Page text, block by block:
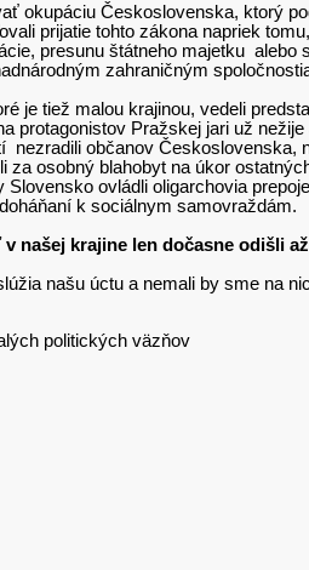
okupáciu Československa, ktorý
prijatie tohto zákona napriek
presunu štátneho majetku
zahraničným
je tiež malou krajinou, vedeli
protagonistov Pražskej jari už
občanov Československa,
osobný blahobyt na úkor
ovládli oligarchovia
k sociálnym samovraždám.
našej krajine len dočasne odišli
našu úctu a nemali by sme na
väzňov